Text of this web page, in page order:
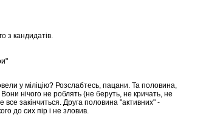
з кандидатів.
у міліцію? Розслабтесь, пацани. Та половина,
нічого не роблять (не беруть, не кричать, не
все закінчиться. Друга половина "активних" -
до сих пір і не зловив.